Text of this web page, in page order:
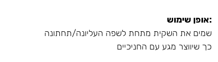
:אופן שימוש
שמים את השקית מתחת לשפה העליונה/תחתונה
כך שיווצר מגע עם החניכיים